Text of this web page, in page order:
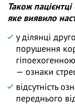
Також
яке виявило
у ділянці
порушення
— ознаки
відсутність
переднього